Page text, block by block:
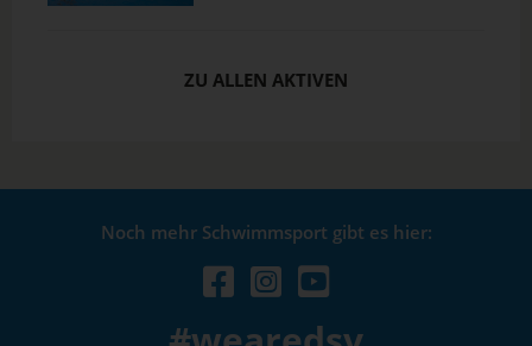
ZU ALLEN AKTIVEN
Noch mehr Schwimmsport gibt es hier: